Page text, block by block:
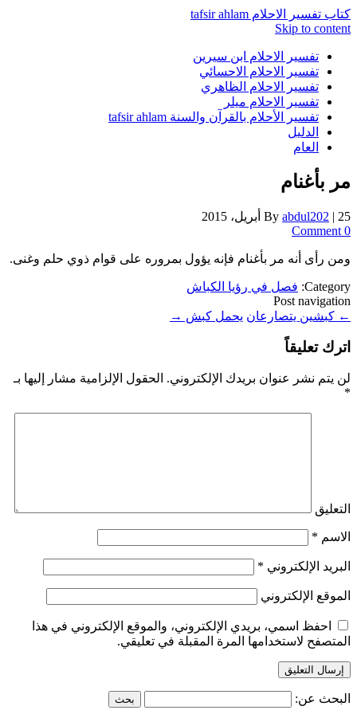
كتاب تفسير الاحلام tafsir ahlam
Skip to content
تفسير الاحلام ابن سيرين
تفسير الاحلام الاحسائي
تفسير الاحلام الظاهري
تفسير الاحلام ميلر
تفسير الأحلام بالقرآن والسنة tafsir ahlam
الدليل
العام
مر بأغنام
By abdul202 | 25 أبريل، 2015
0 Comment
ومن رأى أنه مر بأغنام فإنه يؤول بمروره على قوام ذوي حلم وغنى.
Category: فصل في رؤيا الكباش
Post navigation
← كبشين يتصارعان يحمل كبش →
اترك تعليقاً
لن يتم نشر عنوان بريدك الإلكتروني. الحقول الإلزامية مشار إليها بـ
*
التعليق
الاسم *
البريد الإلكتروني *
الموقع الإلكتروني
احفظ اسمي، بريدي الإلكتروني، والموقع الإلكتروني في هذا
المتصفح لاستخدامها المرة المقبلة في تعليقي.
البحث عن: